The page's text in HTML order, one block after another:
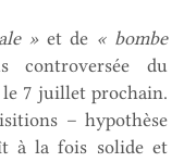
»et de « bombe
du
7 juillet prochain.
– hypothèse
à la fois solide et